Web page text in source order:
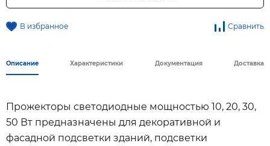
В избранное Сравнить
Описание Характеристики Документация Доставка
Прожекторы светодиодные мощностью 10, 20, 30,
50 Вт предназначены для декоративной и
фасадной подсветки зданий, подсветки